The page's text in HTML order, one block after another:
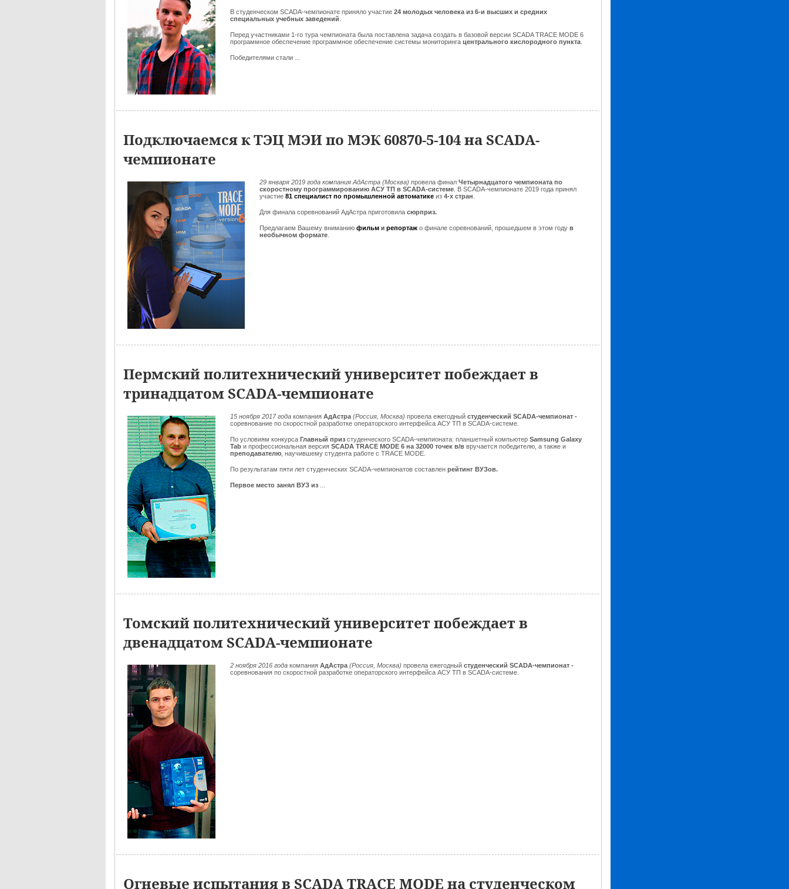
В студенческом SCADA-чемпионате приняло участие 24 молодых человека из 6-и высших и средних
специальных учебных заведений
Перед участниками 1-го тура чемпионата была поставлена задача создать в базовой версии SCADA TRACE MODE 6
программное обеспечение программное обеспечение системы мониторинга центрального кислородного пункта
Победителями стали ...
Подключаемся к ТЭЦ МЭИ по МЭК 60870-5-104 на SCADA-
чемпионате
29 января 2019 года компания АдАстра (Москва) провела финал Четырнадцатого чемпионата по
скоростному программированию АСУ ТП в SCADA-системе . В SCADA-чемпионате 2019 года принял
участие 81 специалист по промышленной автоматике из 4-х стран
Для финала соревнований АдАстра приготовила сюрприз.
Предлагаем Вашему вниманию фильм и репортаж о финале соревнований, прошедшем в этом году в
необычном формате
Пермский политехнический университет побеждает в
тринадцатом SCADA-чемпионате
15 ноября 2017 года компания АдАстра (Россия, Москва) провела ежегодный студенческий SCADA-чемпионат -
соревнование по скоростной разработке операторского интерфейса АСУ ТП в SCADA-системе.
По условиям конкурса Главный приз студенческого SCADA-чемпионата: планшетный компьютер Samsung Galaxy
Tab и профессиональная версия SCADA TRACE MODE 6 на 32000 точек в/в вручается победителю, а также и
преподавателю , научившему студента работе с TRACE MODE.
По результатам пяти лет студенческих SCADA-чемпионатов составлен рейтинг ВУЗов.
Первое место занял ВУЗ из
Томский политехнический университет побеждает в
двенадцатом SCADA-чемпионате
2 ноября 2016 года компания АдАстра (Россия, Москва) провела ежегодный студенческий SCADA-чемпионат -
соревнования по скоростной разработке операторского интерфейса АСУ ТП в SCADA-системе.
Огневые испытания в SCADA TRACE MODE на студенческом